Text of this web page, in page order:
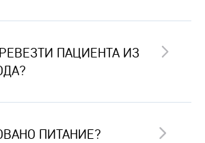
ПАЦИЕНТА ИЗ
ПИТАНИЕ?